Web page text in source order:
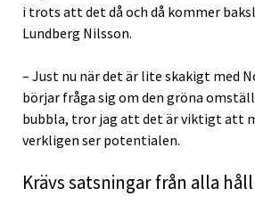
i trots att det då och då kommer
Lundberg Nilsson.
– Just nu när det är lite skakigt med
börjar fråga sig om den gröna
bubbla, tror jag att det är viktigt att
verkligen ser potentialen.
Krävs satsningar från alla håll